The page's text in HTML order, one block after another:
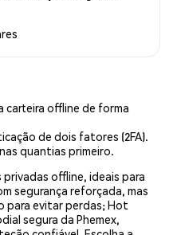
carteira offline de forma
de dois fatores (2FA).
quantias primeiro.
offline, ideais para
segurança reforçada, mas
para evitar perdas; Hot
segura da Phemex,